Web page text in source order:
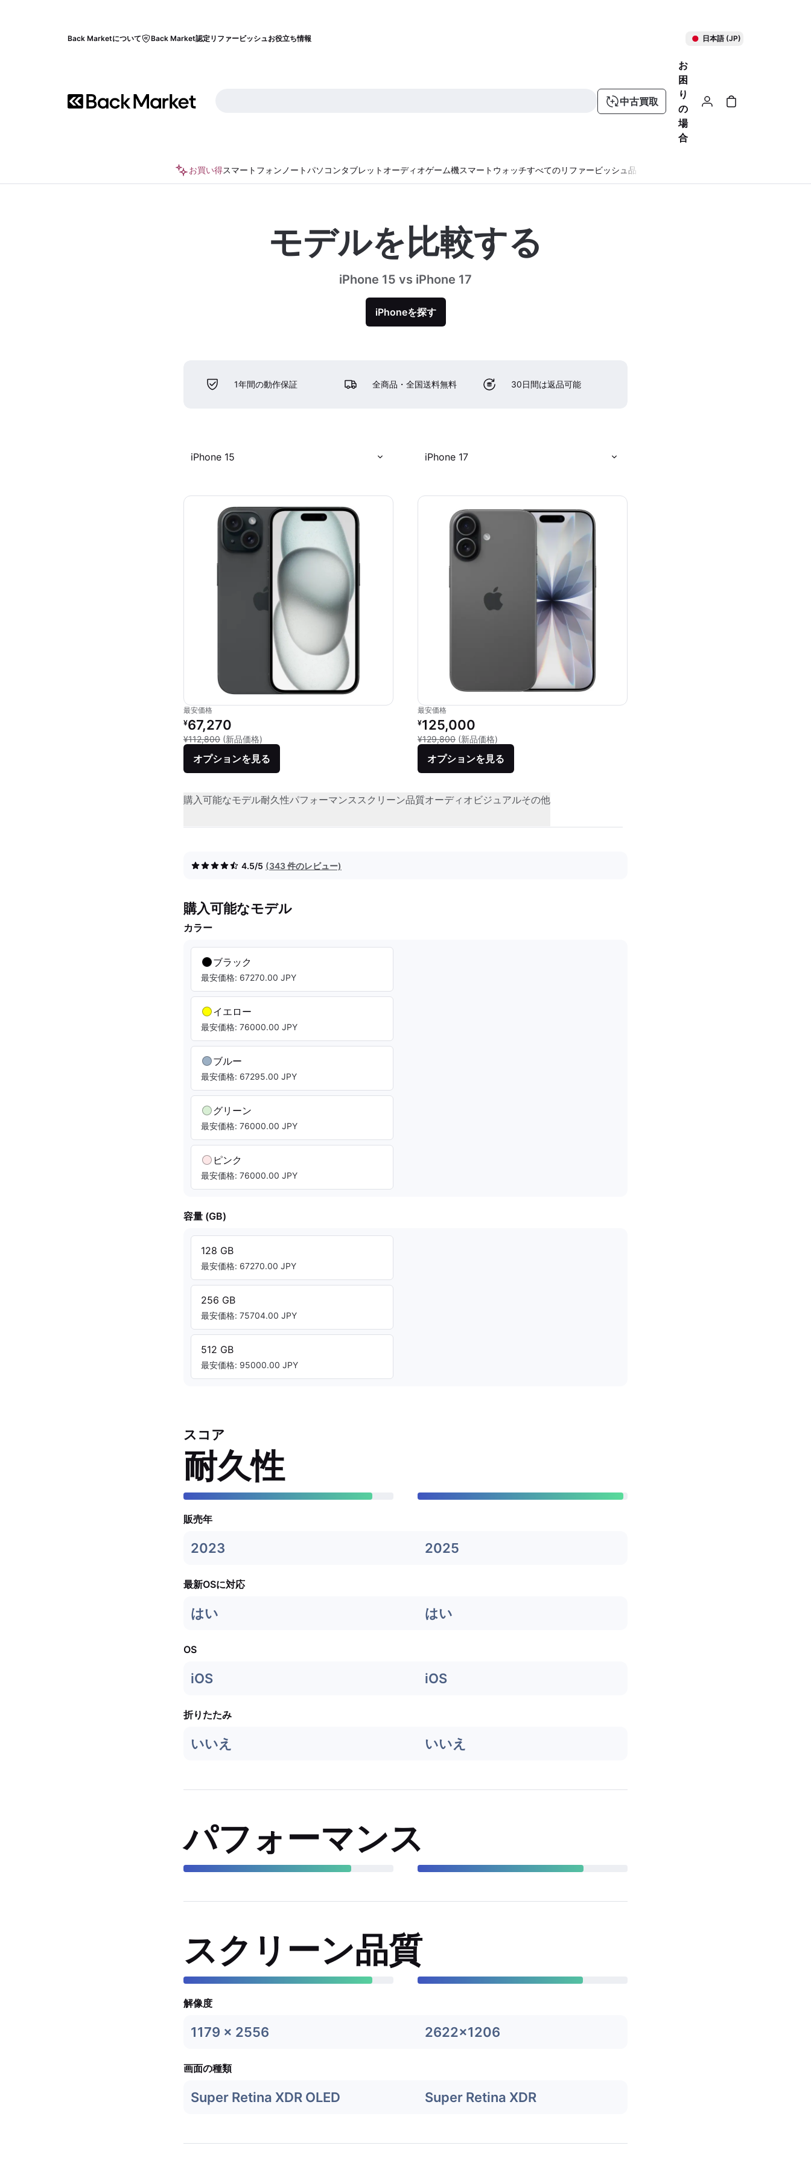
Back Marketについて Back Market認定リファービッシュお役立ち情報 日本語 (JP)
中古買取
お
困
り
の
場
合
お買い得スマートフォン ノートパソコンタブレット オーディオゲーム機スマートウォッチすべてのリファービッシュ品
モデルを比較する
iPhone 15 vs iPhone 17
iPhoneを探す
1年間の動作保証 全商品・全国送料無料 30日間は返品可能
iPhone 15 iPhone 17
最安価格
リファービッシュ品の価格：
¥67,270
¥112,800 (新品価格)
オプションを見る
最安価格
リファービッシュ品の価格：
¥125,000
¥129,800 (新品価格)
オプションを見る
購入可能なモデル耐久性パフォーマンススクリーン品質オーディオビジュアルその他
4.5/5 (343 件のレビュー)
購入可能なモデル
カラー
ブラック
最安価格: 67270.00 JPY
イエロー
最安価格: 76000.00 JPY
ブルー
最安価格: 67295.00 JPY
グリーン
最安価格: 76000.00 JPY
ピンク
最安価格: 76000.00 JPY
容量 (GB)
128 GB
最安価格: 67270.00 JPY
256 GB
最安価格: 75704.00 JPY
512 GB
最安価格: 95000.00 JPY
スコア
耐久性
販売年
2023 2025
最新OSに対応
はい はい
OS
iOS iOS
折りたたみ
いいえ いいえ
パフォーマンス
スクリーン品質
解像度
1179 x 2556 2622x1206
画面の種類
Super Retina XDR OLED Super Retina XDR